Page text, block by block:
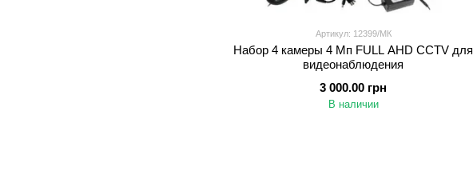
Артикул: 12399/МК
Набор 4 камеры 4 Мп FULL AHD CCTV для
видеонаблюдения
3 000.00 грн
В наличии